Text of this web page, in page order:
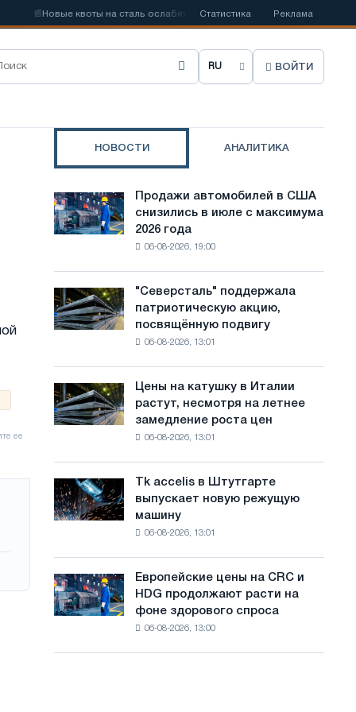
Новые квоты на сталь ослабят конкуренцию в Соединенном
Статистика Реклама
В
б
т
з
ы
к
с
а
й
ВОЙТИ
НОВОСТИ АНАЛИТИКА
Продажи
автомобилей
в
июле
с
года
Продажи автомобилей в США
снизились в июле с максимума
2026 года
06-08-2026, 19:00
"Северсталь"
поддержала
патриотическую
советской
авиации
Великой
Отечественной
войны
"Северсталь" поддержала
патриотическую акцию,
посвящённую подвигу
06-08-2026, 13:01
Цены
на
катушку
несмотря
на
роста
цен
Цены на катушку в Италии
растут, несмотря на летнее
замедление роста цен
06-08-2026, 13:01
Tk
accelis
в
режущую
машину
Tk accelis в Штутгарте
выпускает новую режущую
машину
06-08-2026, 13:01
Европейские
цены
на
Европейские цены на CRC и
HDG продолжают расти на
фоне здорового спроса
06-08-2026, 13:00